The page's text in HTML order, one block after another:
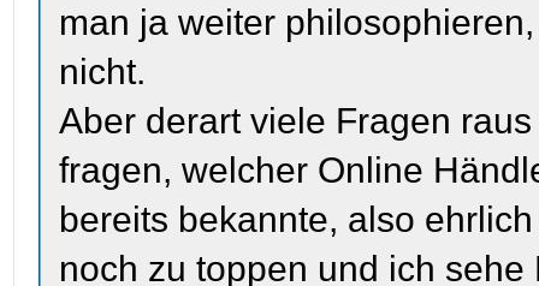
man ja weiter
nicht.
Aber derart viele Fragen
fragen, welcher Online
bereits bekannte, also
noch zu toppen und ich